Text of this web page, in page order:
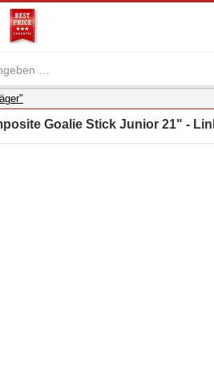
Goalie Stick Junior 21" -